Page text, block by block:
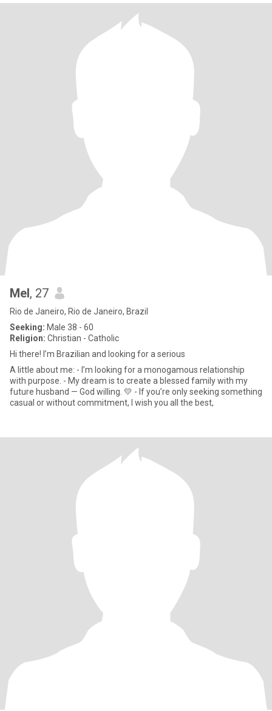
Mel, 27
Rio de Janeiro, Rio de Janeiro, Brazil
Seeking: Male 38 - 60
Religion: Christian - Catholic
Hi there! I’m Brazilian and looking for a serious
A little about me: - I’m looking for a monogamous relationship
with purpose. - My dream is to create a blessed family with my
future husband — God willing. 💛 - If you’re only seeking something
casual or without commitment, I wish you all the best,